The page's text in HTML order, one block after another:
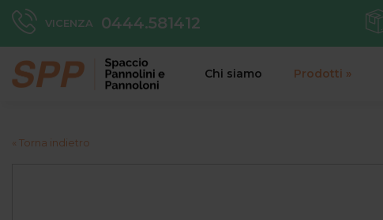
VICENZA 0444.581412
Chi siamo Prodotti »
« Torna indietro